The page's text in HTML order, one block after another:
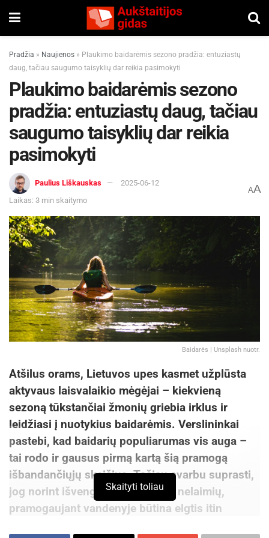
Pradžia » Naujienos » Plaukimo baidarėmis sezono pradžia: entuziastų
daug, tačiau saugumo taisyklių dar reikia pasimokyti
Plaukimo baidarėmis sezono
pradžia: entuziastų daug, tačiau
saugumo taisyklių dar reikia
pasimokyti
Paulius Liškauskas
2025-06-12
Laikas: 3 min skaitymo
AA
Baidarės | Unsplash nuotr.
Atšilus orams, Lietuvos upes kasmet užplūsta
aktyvaus laisvalaikio mėgėjai – kiekvieną
sezoną tūkstančiai žmonių griebia irklus ir
leidžiasi į nuotykius baidarėmis. Verslininkai
pastebi, kad baidarių populiarumas vis auga –
tai rodo ir gausus pirmą kartą šią pramogą
išbandančiųjų skaičius. Tačiau svarbu suprasti,
jog norint išvengti traumų ir kitų nelaimių,
pramogaujant vandenyje būtina elgtis itin
Skaityti toliau